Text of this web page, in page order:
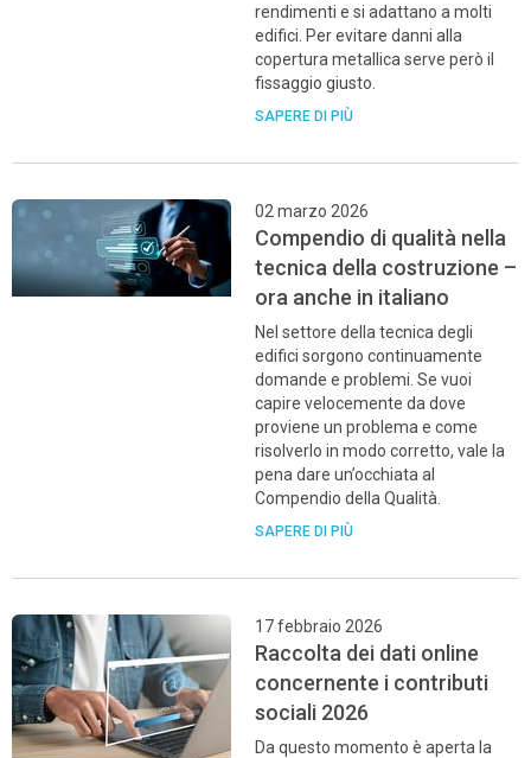
rendimenti e si adattano a molti
edifici. Per evitare danni alla
copertura metallica serve però il
fissaggio giusto.
SAPERE DI PIÙ
02 marzo 2026
Compendio di qualità nella
tecnica della costruzione –
ora anche in italiano
Nel settore della tecnica degli
edifici sorgono continuamente
domande e problemi. Se vuoi
capire velocemente da dove
proviene un problema e come
risolverlo in modo corretto, vale la
pena dare un’occhiata al
Compendio della Qualità.
SAPERE DI PIÙ
17 febbraio 2026
Raccolta dei dati online
concernente i contributi
sociali 2026
Da questo momento è aperta la